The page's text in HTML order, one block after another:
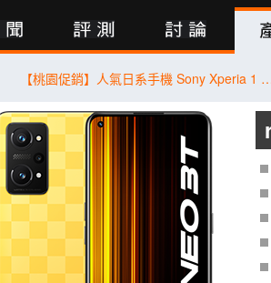
商城 登入 行動版 【桃園促銷】人氣日系手機 Sony Xperia 1 VII 256G/512G